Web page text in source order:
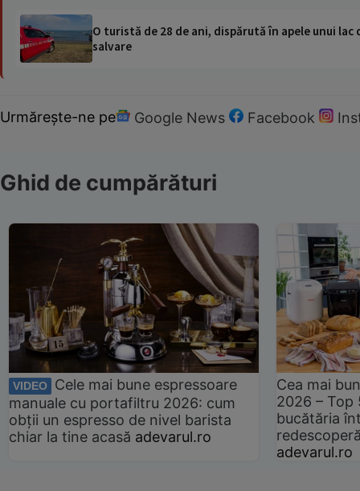
O turistă de 28 de ani, dispărută în apele unui
salvare
Urmărește-ne pe Google News Facebook
Ghid de cumpărături
VIDEO
Cele mai bune espressoare
manuale cu portafiltru 2026: cum
obții un espresso de nivel barista
chiar la tine acasă adevarul.ro
Cea mai
2026 –
bucătăria
adevarul.ro